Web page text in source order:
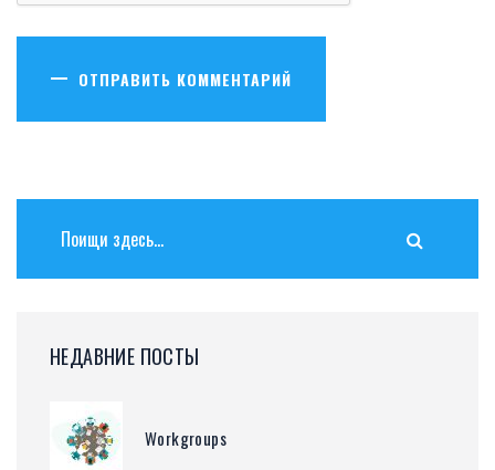
ОТПРАВИТЬ КОММЕНТАРИЙ
НЕДАВНИЕ ПОСТЫ
Workgroups